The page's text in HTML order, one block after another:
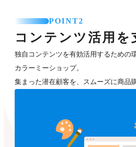
POINT2
コンテンツ活用を
独自コンテンツを有効活用するための
カラーミーショップ。
集まった潜在顧客を、スムーズに商品